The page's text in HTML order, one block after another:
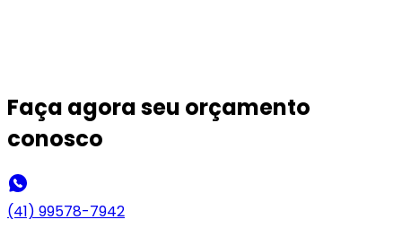
Faça agora seu orçamento
conosco
(41) 99578-7942